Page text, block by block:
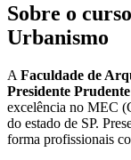
Sobre o
Urbanismo
A Faculdade de
Presidente Prudente
excelência no MEC
do estado de SP.
forma profissionais